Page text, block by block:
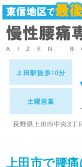
上田市で腰